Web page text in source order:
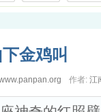
金鸡叫
作者: 江